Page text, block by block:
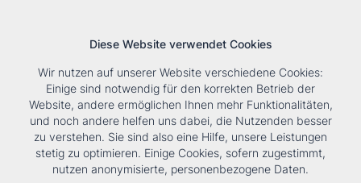
Tools Unternehmen Karriere KontaktSuche
HOME › NEWS › RESTAURANT MOOSEGG
Diese Website verwendet Cookies
Wir nutzen auf unserer Website verschiedene Cookies:
Einige sind notwendig für den korrekten Betrieb der
Website, andere ermöglichen Ihnen mehr Funktionalitäten,
und noch andere helfen uns dabei, die Nutzenden besser
zu verstehen. Sie sind also eine Hilfe, unsere Leistungen
stetig zu optimieren. Einige Cookies, sofern zugestimmt,
nutzen anonymisierte, personenbezogene Daten.